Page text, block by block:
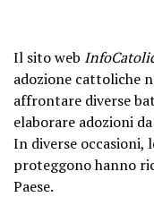
Il sito web
adozione cattoliche
affrontare diverse
elaborare adozioni
In diverse occasioni,
proteggono hanno
Paese.